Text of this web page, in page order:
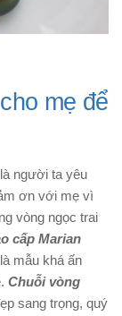
mẹ để
người ta yêu
ơn với mẹ vì
vòng ngọc trai
cấp Marian
mẫu khá ấn
Chuỗi vòng
sang trọng, quý